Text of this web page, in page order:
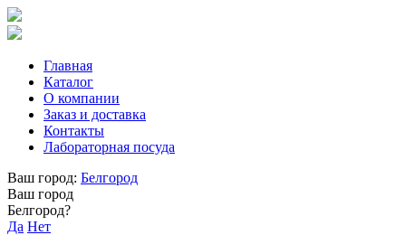
Главная
Каталог
О компании
Заказ и доставка
Контакты
Лабораторная посуда
Ваш город: Белгород
Ваш город
Белгород?
Да Нет